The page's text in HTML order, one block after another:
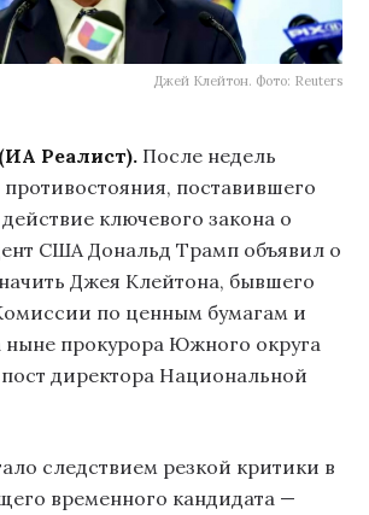
Джей Клейтон. Фото: Reuters
Реалист). После недель
поставившего
ключевого закона о
США Дональд Трамп объявил о
Джея Клейтона, бывшего
по ценным бумагам и
ныне прокурора Южного округа
директора Национальной
следствием резкой критики в
временного кандидата —